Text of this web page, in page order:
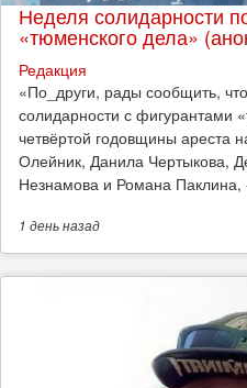
Неделя солидарности
«тюменского дела»
Редакция
​«По_други, рады сообщить,
солидарности с фигурантами
четвёртой годовщины
Олейник, Данила Чертыкова,
Незнамова и Романа Паклина,
1 деньназад